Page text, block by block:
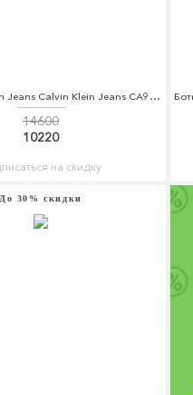
Кеды Calvin Klein Jeans Calvin Klein Jeans CA939AWCGTI6
14600
10220
на скидку
До 30% скидки